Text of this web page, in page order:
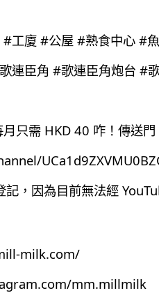
工廈 #公屋 #熟食中心 #
連臣角 #歌連臣角炮台 #
只需 HKD 40 咋！傳送門
，因為目前無法經
milk.com/
mm.millmilk